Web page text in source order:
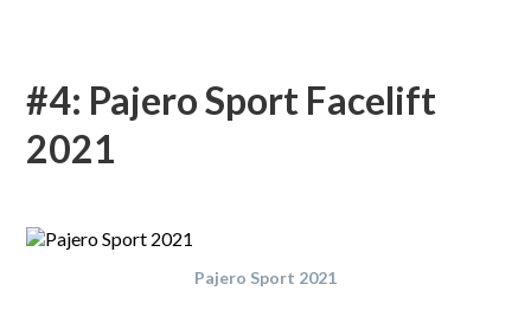
#4: Pajero Sport Facelift
2021
Pajero Sport 2021